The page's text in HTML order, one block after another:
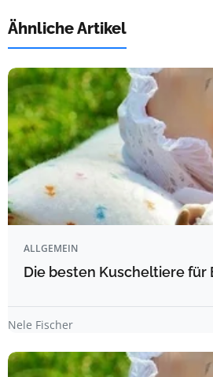
Ähnliche Artikel
ALLGEMEIN
Die besten Kuscheltiere für
Nele Fischer